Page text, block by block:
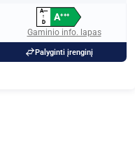
A+++
↑
D
A+++
Gaminio info. lapas
Palyginti įrenginį